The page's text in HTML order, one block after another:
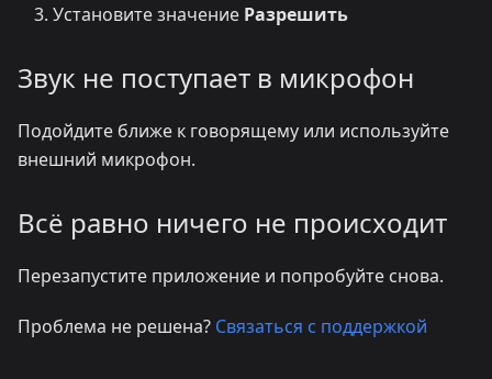
Установите значение Разрешить
Звук не поступает в микрофон
Подойдите ближе к говорящему или используйте
внешний микрофон.
Всё равно ничего не происходит
Перезапустите приложение и попробуйте снова.
Проблема не решена? Связаться с поддержкой